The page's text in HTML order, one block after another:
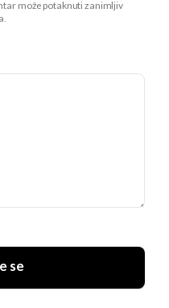
može potaknuti zanimljiv
se